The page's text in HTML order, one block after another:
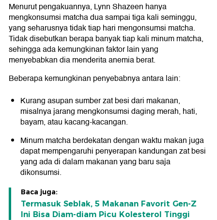
Menurut pengakuannya, Lynn Shazeen hanya
mengkonsumsi matcha dua sampai tiga kali seminggu,
yang seharusnya tidak tiap hari mengonsumsi matcha.
Tidak disebutkan berapa banyak tiap kali minum matcha,
sehingga ada kemungkinan faktor lain yang
menyebabkan dia menderita anemia berat.
Beberapa kemungkinan penyebabnya antara lain:
Kurang asupan sumber zat besi dari makanan,
misalnya jarang mengkonsumsi daging merah, hati,
bayam, atau kacang-kacangan.
Minum matcha berdekatan dengan waktu makan juga
dapat mempengaruhi penyerapan kandungan zat besi
yang ada di dalam makanan yang baru saja
dikonsumsi.
Baca juga:
Termasuk Seblak, 5 Makanan Favorit Gen-Z
Ini Bisa Diam-diam Picu Kolesterol Tinggi